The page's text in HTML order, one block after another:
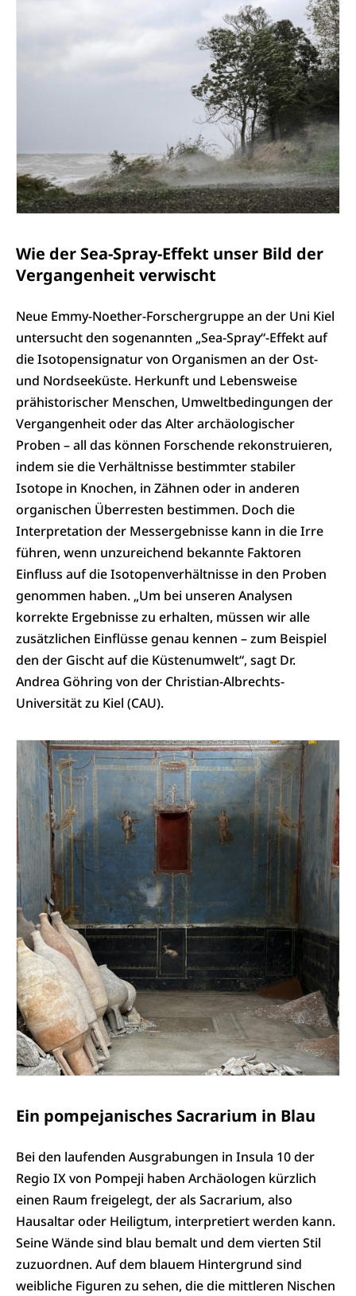
Wie der Sea-Spray-Effekt unser Bild der
Vergangenheit verwischt
Neue Emmy-Noether-Forschergruppe an der Uni Kiel
untersucht den sogenannten „Sea-Spray“-Effekt auf
die Isotopensignatur von Organismen an der Ost-
und Nordseeküste. Herkunft und Lebensweise
prähistorischer Menschen, Umweltbedingungen der
Vergangenheit oder das Alter archäologischer
Proben – all das können Forschende rekonstruieren,
indem sie die Verhältnisse bestimmter stabiler
Isotope in Knochen, in Zähnen oder in anderen
organischen Überresten bestimmen. Doch die
Interpretation der Messergebnisse kann in die Irre
führen, wenn unzureichend bekannte Faktoren
Einfluss auf die Isotopenverhältnisse in den Proben
genommen haben. „Um bei unseren Analysen
korrekte Ergebnisse zu erhalten, müssen wir alle
zusätzlichen Einflüsse genau kennen – zum Beispiel
den der Gischt auf die Küstenumwelt“, sagt Dr.
Andrea Göhring von der Christian-Albrechts-
Universität zu Kiel (CAU).
Ein pompejanisches Sacrarium in Blau
Bei den laufenden Ausgrabungen in Insula 10 der
Regio IX von Pompeji haben Archäologen kürzlich
einen Raum freigelegt, der als Sacrarium, also
Hausaltar oder Heiligtum, interpretiert werden kann.
Seine Wände sind blau bemalt und dem vierten Stil
zuzuordnen. Auf dem blauem Hintergrund sind
weibliche Figuren zu sehen, die die mittleren Nischen